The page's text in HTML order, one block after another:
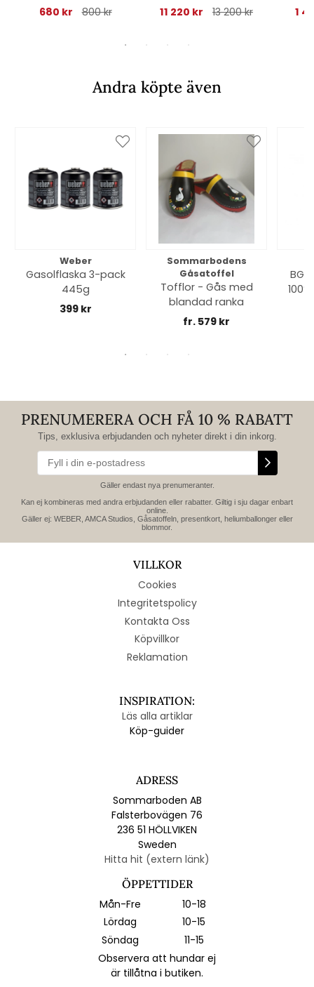
680 kr
800 kr
11 220 kr
13 200 kr
1
Andra köpte även
Weber
Gasolflaska 3-pack
445g
399 kr
Sommarbodens
Gåsatoffel
Tofflor - Gås med
blandad ranka
fr. 579 kr
PRENUMERERA OCH FÅ 10 % RABATT
Tips, exklusiva erbjudanden och nyheter direkt i din inkorg.
Gäller endast nya prenumeranter.
Kan ej kombineras med andra erbjudanden eller rabatter. Giltig i sju dagar enbart
online.
Gäller ej: WEBER, AMCA Studios, Gåsatoffeln, presentkort, heliumballonger eller
blommor.
VILLKOR
Cookies
Integritetspolicy
Kontakta Oss
Köpvillkor
Reklamation
INSPIRATION:
Läs alla artiklar
Köp-guider
ADRESS
Sommarboden AB
Falsterbovägen 76
236 51 HÖLLVIKEN
Sweden
Hitta hit (extern länk)
ÖPPETTIDER
Mån-Fre
10-18
Lördag
10-15
Söndag
11-15
Observera att hundar ej
är tillåtna i butiken.